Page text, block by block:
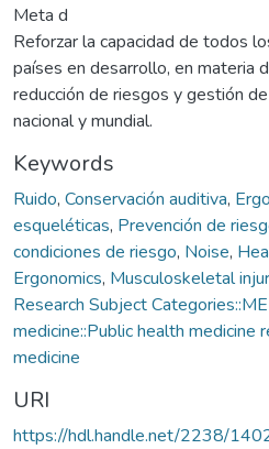
Meta d
Reforzar la capacidad de todos
países en desarrollo, en materia
reducción de riesgos y gestión
nacional y mundial.
Keywords
Ruido, Conservación auditiva,
esqueléticas, Prevención de
condiciones de riesgo, Noise,
Ergonomics, Musculoskeletal
Research Subject
medicine::Public health medicine
medicine
URI
https://hdl.handle.net/2238/